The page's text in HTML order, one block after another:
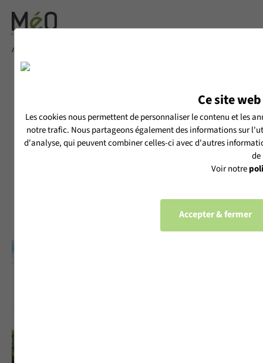
Ce site
Les cookies nous permettent de personnaliser le contenu et les
notre trafic. Nous partageons également des informations sur
d'analyse, qui peuvent combiner celles-ci avec d'autres
de
Voir notre
Accepter & fermer
Accueil
OSSATURE BOIS
Publié le 27/08/2025
corrézienne, à travers le témoignage de ses propriétaires.